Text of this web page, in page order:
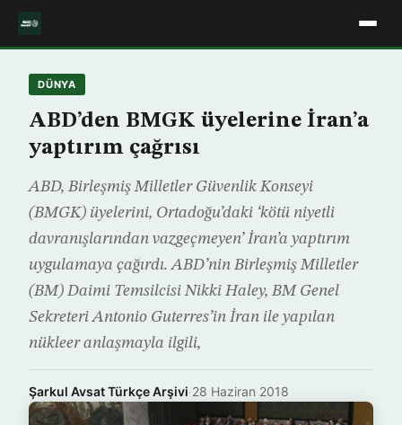
DÜNYA
ABD’den BMGK üyelerine İran’a
yaptırım çağrısı
ABD, Birleşmiş Milletler Güvenlik Konseyi
(BMGK) üyelerini, Ortadoğu’daki ‘kötü niyetli
davranışlarından vazgeçmeyen’ İran’a yaptırım
uygulamaya çağırdı. ABD’nin Birleşmiş Milletler
(BM) Daimi Temsilcisi Nikki Haley, BM Genel
Sekreteri Antonio Guterres’in İran ile yapılan
nükleer anlaşmayla ilgili,
Şarkul Avsat Türkçe Arşivi·28 Haziran 2018